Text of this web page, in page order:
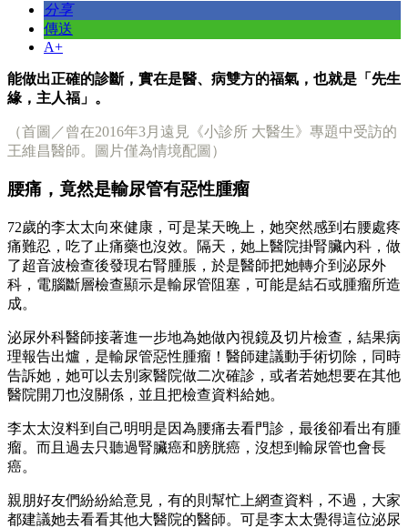
分享
傳送
A+
能做出正確的診斷，實在是醫、病雙方的福氣，也就是「先生
緣，主人福」。
（首圖／曾在2016年3月遠見《小診所 大醫生》專題中受訪的
王維昌醫師。圖片僅為情境配圖）
腰痛，竟然是輸尿管有惡性腫瘤
72歲的李太太向來健康，可是某天晚上，她突然感到右腰處疼
痛難忍，吃了止痛藥也沒效。隔天，她上醫院掛腎臟內科，做
了超音波檢查後發現右腎腫脹，於是醫師把她轉介到泌尿外
科，電腦斷層檢查顯示是輸尿管阻塞，可能是結石或腫瘤所造
成。
泌尿外科醫師接著進一步地為她做內視鏡及切片檢查，結果病
理報告出爐，是輸尿管惡性腫瘤！醫師建議動手術切除，同時
告訴她，她可以去別家醫院做二次確診，或者若她想要在其他
醫院開刀也沒關係，並且把檢查資料給她。
李太太沒料到自己明明是因為腰痛去看門診，最後卻看出有腫
瘤。而且過去只聽過腎臟癌和膀胱癌，沒想到輸尿管也會長
癌。
親朋好友們紛紛給意見，有的則幫忙上網查資料，不過，大家
都建議她去看看其他大醫院的醫師。可是李太太覺得這位泌尿